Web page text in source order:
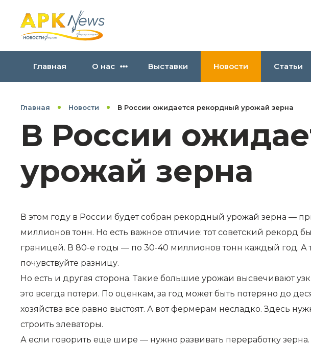
Главная О нас Выставки Новости Статьи
Главная Новости В России ожидается рекордный урожай зерна
В России
урожай зерна
В этом году в России будет собран рекордный урожай зерна —
миллионов тонн. Но есть важное отличие: тот советский рекорд
границей. В 80-е годы — по 30-40 миллионов тонн каждый год. А
почувствуйте разницу.
Но есть и другая сторона. Такие большие урожаи высвечивают
это всегда потери. По оценкам, за год может быть потеряно до
хозяйства все равно выстоят. А вот фермерам несладко. Здесь
строить элеваторы.
А если говорить еще шире — нужно развивать переработку